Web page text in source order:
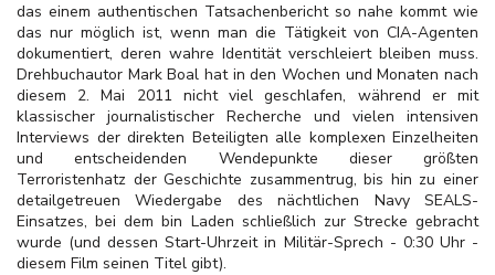
das einem authentischen Tatsachenbericht so nahe kommt wie
das nur möglich ist, wenn man die Tätigkeit von CIA-Agenten
dokumentiert, deren wahre Identität verschleiert bleiben muss.
Drehbuchautor Mark Boal hat in den Wochen und Monaten nach
diesem 2. Mai 2011 nicht viel geschlafen, während er mit
klassischer journalistischer Recherche und vielen intensiven
Interviews der direkten Beteiligten alle komplexen Einzelheiten
und entscheidenden Wendepunkte dieser größten
Terroristenhatz der Geschichte zusammentrug, bis hin zu einer
detailgetreuen Wiedergabe des nächtlichen Navy SEALS-
Einsatzes, bei dem bin Laden schließlich zur Strecke gebracht
wurde (und dessen Start-Uhrzeit in Militär-Sprech - 0:30 Uhr -
diesem Film seinen Titel gibt).